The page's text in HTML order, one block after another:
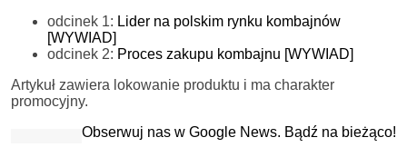
odcinek 1: Lider na polskim rynku kombajnów
[WYWIAD]
odcinek 2: Proces zakupu kombajnu [WYWIAD]
Artykuł zawiera lokowanie produktu i ma charakter
promocyjny.
Obserwuj nas w Google News. Bądź na bieżąco!